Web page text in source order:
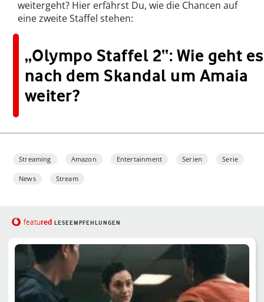
weitergeht? Hier erfährst Du, wie die Chancen auf
eine zweite Staffel stehen:
„Olympo Staffel 2“: Wie geht es
nach dem Skandal um Amaia
weiter?
Streaming Amazon Entertainment Serien Serie
News Stream
featured LESEEMPFEHLUNGEN